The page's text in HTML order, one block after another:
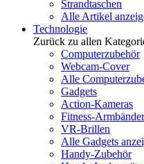
Strandtaschen
Alle Artikel
Technologie
Zurück zu allen
Computerzubehör
Webcam-Cover
Alle
Gadgets
Action-Kameras
Fitness-Armbänder
VR-Brillen
Alle Gadgets
Handy-Zubehör